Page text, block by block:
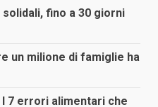
fino a 30 giorni
un milione di famiglie ha
7 errori alimentari che